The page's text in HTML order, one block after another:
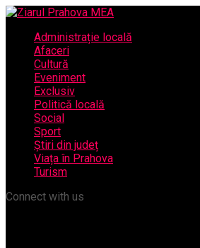
Administrație locală
Afaceri
Cultură
Eveniment
Exclusiv
Politică locală
Social
Sport
Știri din județ
Viața în Prahova
Turism
Connect with us